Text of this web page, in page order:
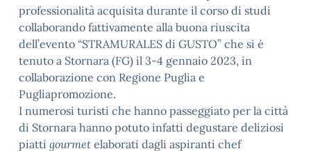
professionalità acquisita durante il corso di studi
collaborando fattivamente alla buona riuscita
dell’evento “STRAMURALES di GUSTO” che si è
tenuto a Stornara (FG) il 3-4 gennaio 2023, in
collaborazione con Regione Puglia e
Pugliapromozione.
I numerosi turisti che hanno passeggiato per la città
di Stornara hanno potuto infatti degustare deliziosi
piatti gourmet elaborati dagli aspiranti chef